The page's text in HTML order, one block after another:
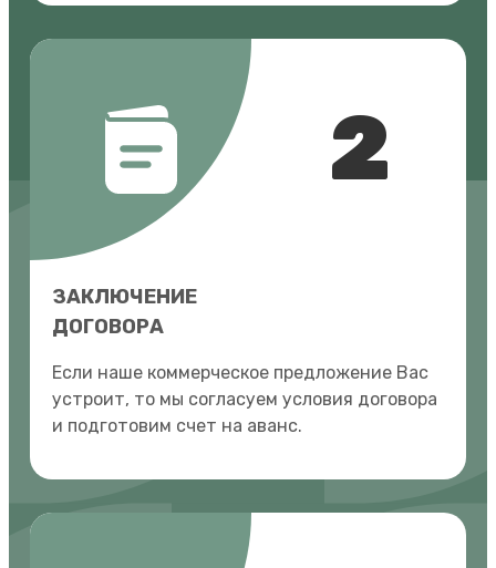
2
ЗАКЛЮЧЕНИЕ
ДОГОВОРА
Если наше коммерческое предложение Вас
устроит, то мы согласуем условия договора
и подготовим счет на аванс.